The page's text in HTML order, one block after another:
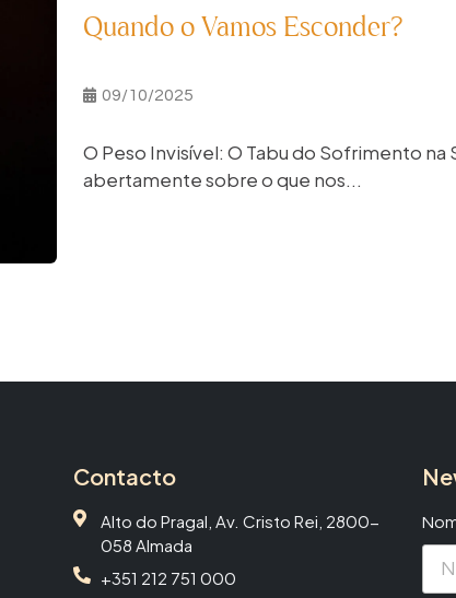
Quando o Vamos Esconder?
09/10/2025
O Peso Invisível: O Tabu do Sofrimento na
abertamente sobre o que nos...
Contacto
Alto do Pragal, Av. Cristo Rei, 2800-
058 Almada
+351 212 751 000